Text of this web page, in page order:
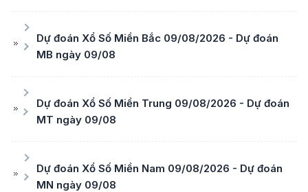
Dự đoán Xổ Số Miền Bắc 09/08/2026 - Dự đoán
MB ngày 09/08
Dự đoán Xổ Số Miền Trung 09/08/2026 - Dự đoán
MT ngày 09/08
Dự đoán Xổ Số Miền Nam 09/08/2026 - Dự đoán
MN ngày 09/08